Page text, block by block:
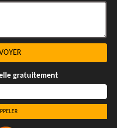
gratuitement